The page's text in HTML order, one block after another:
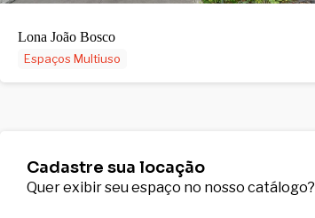
Lona João Bosco
Espaços Multiuso
Cadastre sua locação
Quer exibir seu espaço no nosso catálogo?